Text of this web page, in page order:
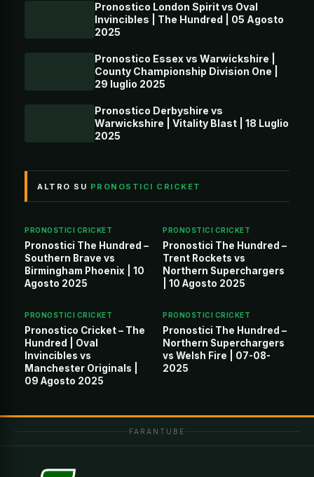
Pronostico London Spirit vs Oval
Invincibles | The Hundred | 05 Agosto
2025
Pronostico Essex vs Warwickshire |
County Championship Division One |
29 luglio 2025
Pronostico Derbyshire vs
Warwickshire | Vitality Blast | 18 Luglio
2025
ALTRO SU PRONOSTICI CRICKET
PRONOSTICI CRICKET
Pronostici The Hundred –
Southern Brave vs
Birmingham Phoenix | 10
Agosto 2025
PRONOSTICI CRICKET
Pronostici The Hundred –
Trent Rockets vs
Northern Superchargers
| 10 Agosto 2025
PRONOSTICI CRICKET
Pronostico Cricket – The
Hundred | Oval
Invincibles vs
Manchester Originals |
09 Agosto 2025
PRONOSTICI CRICKET
Pronostici The Hundred –
Northern Superchargers
vs Welsh Fire | 07-08-
2025
FARANTUBE